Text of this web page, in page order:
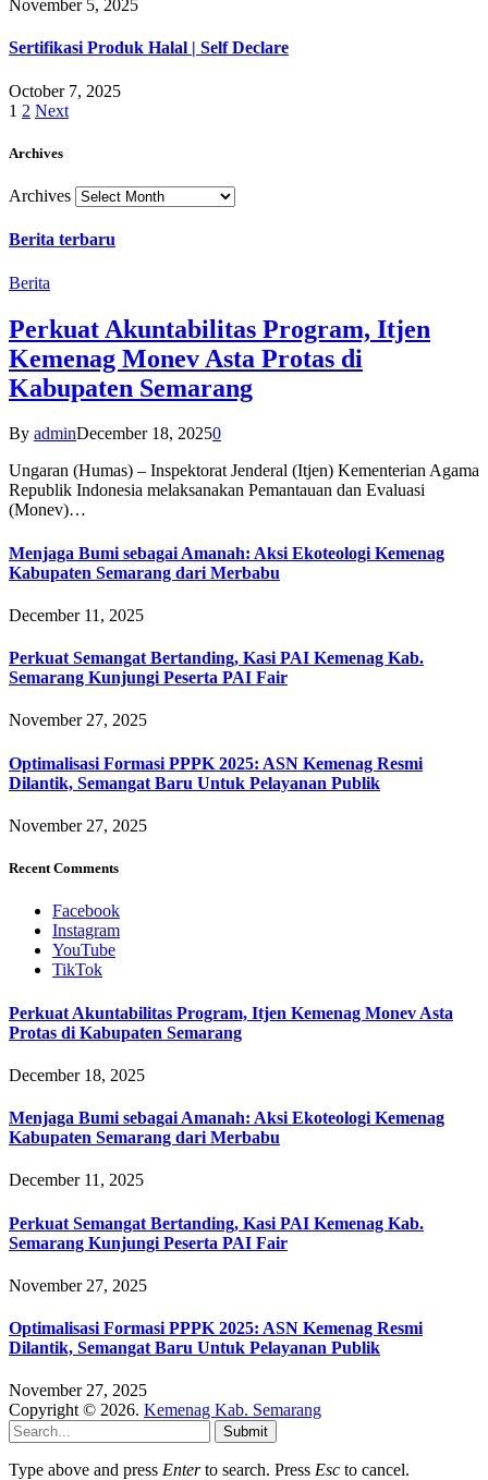
November 5, 2025
Sertifikasi Produk Halal | Self Declare
October 7, 2025
1 2 Next
Archives
Archives
Berita terbaru
Berita
Perkuat Akuntabilitas Program, Itjen
Kemenag Monev Asta Protas di
Kabupaten Semarang
By adminDecember 18, 20250
Ungaran (Humas) – Inspektorat Jenderal (Itjen) Kementerian Agama
Republik Indonesia melaksanakan Pemantauan dan Evaluasi
(Monev)…
Menjaga Bumi sebagai Amanah: Aksi Ekoteologi Kemenag
Kabupaten Semarang dari Merbabu
December 11, 2025
Perkuat Semangat Bertanding, Kasi PAI Kemenag Kab.
Semarang Kunjungi Peserta PAI Fair
November 27, 2025
Optimalisasi Formasi PPPK 2025: ASN Kemenag Resmi
Dilantik, Semangat Baru Untuk Pelayanan Publik
November 27, 2025
Recent Comments
Facebook
Instagram
YouTube
TikTok
Perkuat Akuntabilitas Program, Itjen Kemenag Monev Asta
Protas di Kabupaten Semarang
December 18, 2025
Menjaga Bumi sebagai Amanah: Aksi Ekoteologi Kemenag
Kabupaten Semarang dari Merbabu
December 11, 2025
Perkuat Semangat Bertanding, Kasi PAI Kemenag Kab.
Semarang Kunjungi Peserta PAI Fair
November 27, 2025
Optimalisasi Formasi PPPK 2025: ASN Kemenag Resmi
Dilantik, Semangat Baru Untuk Pelayanan Publik
November 27, 2025
Copyright © 2026. Kemenag Kab. Semarang
Submit
Type above and press Enterto search. Press Esc to cancel.